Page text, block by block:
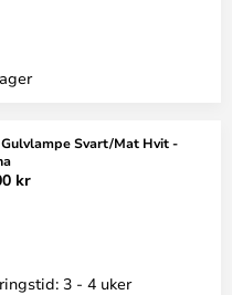
Gulvlampe Svart/Mat Hvit -
kr
3 - 4 uker